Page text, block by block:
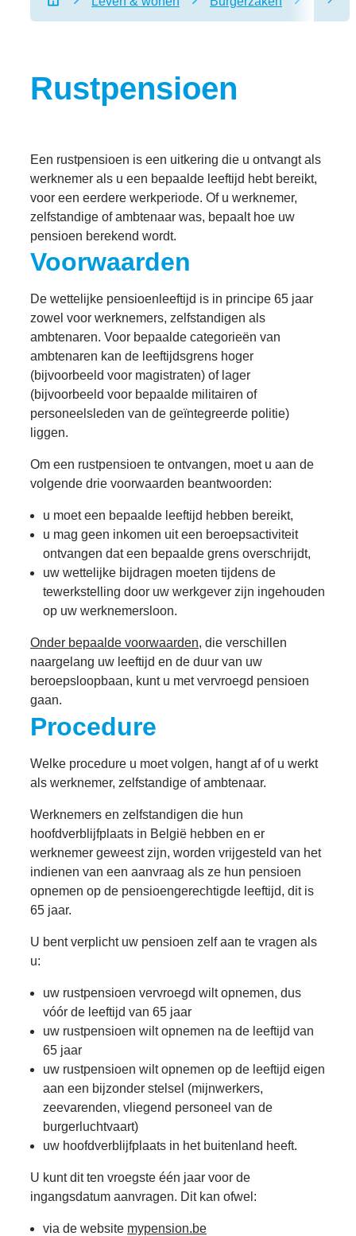
Startpagina
Rustpensioen
Een rustpensioen is een uitkering die u ontvangt als
werknemer als u een bepaalde leeftijd hebt bereikt,
voor een eerdere werkperiode. Of u werknemer,
zelfstandige of ambtenaar was, bepaalt hoe uw
pensioen berekend wordt.
Voorwaarden
De wettelijke pensioenleeftijd is in principe 65 jaar
zowel voor werknemers, zelfstandigen als
ambtenaren. Voor bepaalde categorieën van
ambtenaren kan de leeftijdsgrens hoger
(bijvoorbeeld voor magistraten) of lager
(bijvoorbeeld voor bepaalde militairen of
personeelsleden van de geïntegreerde politie)
liggen.
Om een rustpensioen te ontvangen, moet u aan de
volgende drie voorwaarden beantwoorden:
u moet een bepaalde leeftijd hebben bereikt,
u mag geen inkomen uit een beroepsactiviteit
ontvangen dat een bepaalde grens overschrijdt,
uw wettelijke bijdragen moeten tijdens de
tewerkstelling door uw werkgever zijn ingehouden
op uw werknemersloon.
Onder bepaalde voorwaarden, die verschillen
naargelang uw leeftijd en de duur van uw
beroepsloopbaan, kunt u met vervroegd pensioen
gaan.
Procedure
Welke procedure u moet volgen, hangt af of u werkt
als werknemer, zelfstandige of ambtenaar.
Werknemers en zelfstandigen die hun
hoofdverblijfplaats in België hebben en er
werknemer geweest zijn, worden vrijgesteld van het
indienen van een aanvraag als ze hun pensioen
opnemen op de pensioengerechtigde leeftijd, dit is
65 jaar.
U bent verplicht uw pensioen zelf aan te vragen als
u:
uw rustpensioen vervroegd wilt opnemen, dus
vóór de leeftijd van 65 jaar
uw rustpensioen wilt opnemen na de leeftijd van
65 jaar
uw rustpensioen wilt opnemen op de leeftijd eigen
aan een bijzonder stelsel (mijnwerkers,
zeevarenden, vliegend personeel van de
burgerluchtvaart)
uw hoofdverblijfplaats in het buitenland heeft.
U kunt dit ten vroegste één jaar voor de
ingangsdatum aanvragen. Dit kan ofwel:
via de website mypension.be